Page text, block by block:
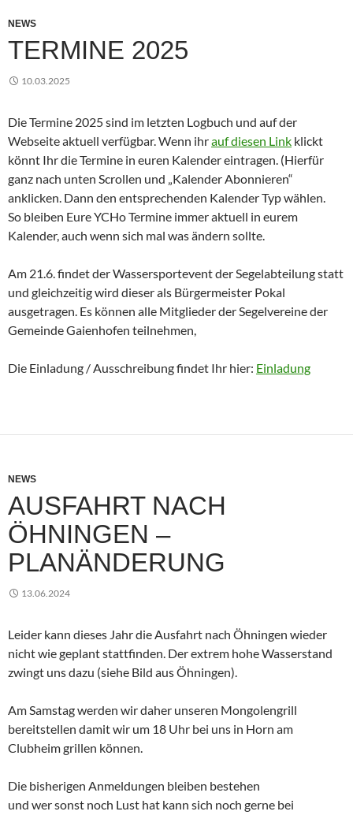
NEWS
TERMINE 2025
10.03.2025
Die Termine 2025 sind im letzten Logbuch und auf der
Webseite aktuell verfügbar. Wenn ihrauf diesen Link klickt
könnt Ihr die Termine in euren Kalender eintragen. (Hierfür
ganz nach unten Scrollen und „Kalender Abonnieren“
anklicken. Dann den entsprechenden Kalender Typ wählen.
So bleiben Eure YCHo Termine immer aktuell in eurem
Kalender, auch wenn sich mal was ändern sollte.
Am 21.6. findet der Wassersportevent der Segelabteilung statt
und gleichzeitig wird dieser als Bürgermeister Pokal
ausgetragen. Es können alle Mitglieder der Segelvereine der
Gemeinde Gaienhofen teilnehmen,
Die Einladung / Ausschreibung findet Ihr hier: Einladung
NEWS
AUSFAHRT NACH
ÖHNINGEN –
PLANÄNDERUNG
13.06.2024
Leider kann dieses Jahr die Ausfahrt nach Öhningen wieder
nicht wie geplant stattfinden. Der extrem hohe Wasserstand
zwingt uns dazu (siehe Bild aus Öhningen).
Am Samstag werden wir daher unseren Mongolengrill
bereitstellen damit wir um 18 Uhr bei uns in Horn am
Clubheim grillen können.
Die bisherigen Anmeldungen bleiben bestehen
und wer sonst noch Lust hat kann sich noch gerne bei